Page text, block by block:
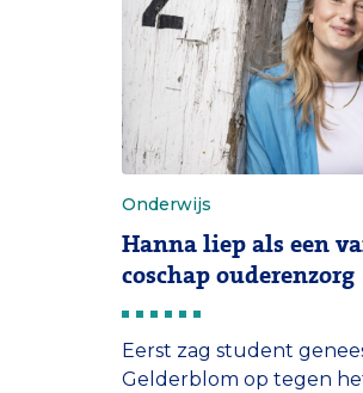
Onderwijs
Hanna liep als een
coschap ouderenzorg
Eerst zag student
Gelderblom op tegen